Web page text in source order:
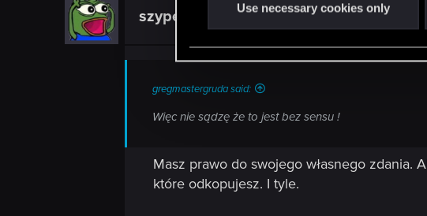
e
l
e
t
Use necessary cookies only
i
s
szypek26
gregmastergruda said:
Więc nie sądzę że to jest bez sensu !
Masz prawo do swojego własnego zdania.
które odkopujesz. I tyle.